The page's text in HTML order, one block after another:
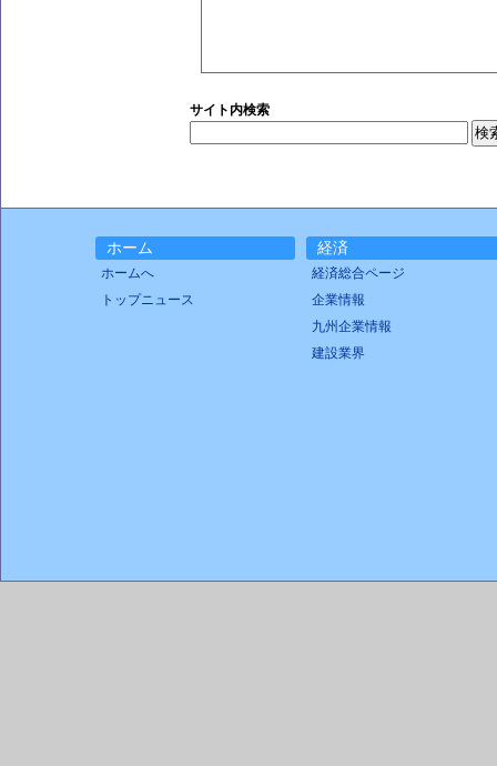
サイト内検索
ホーム
ホームへ
トップニュース
経済
経済総合ページ
企業情報
九州企業情報
建設業界